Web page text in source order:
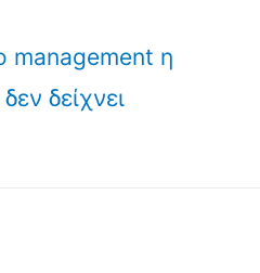
management η
δείχνει